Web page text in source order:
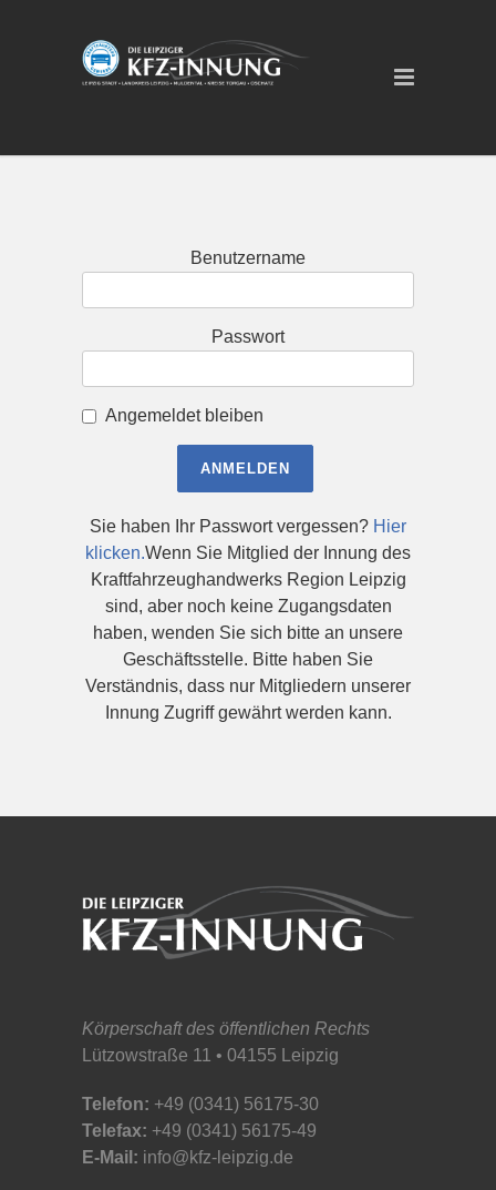
Benutzername
Passwort
Angemeldet bleiben
Sie haben Ihr Passwort vergessen? Hier
klicken.Wenn Sie Mitglied der Innung des
Kraftfahrzeughandwerks Region Leipzig
sind, aber noch keine Zugangsdaten
haben, wenden Sie sich bitte an unsere
Geschäftsstelle. Bitte haben Sie
Verständnis, dass nur Mitgliedern unserer
Innung Zugriff gewährt werden kann.
Körperschaft des öffentlichen Rechts
Lützowstraße 11 • 04155 Leipzig
Telefon: +49 (0341) 56175-30
Telefax: +49 (0341) 56175-49
E-Mail: info@kfz-leipzig.de